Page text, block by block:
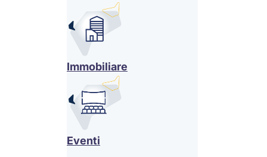
Immobiliare
Eventi